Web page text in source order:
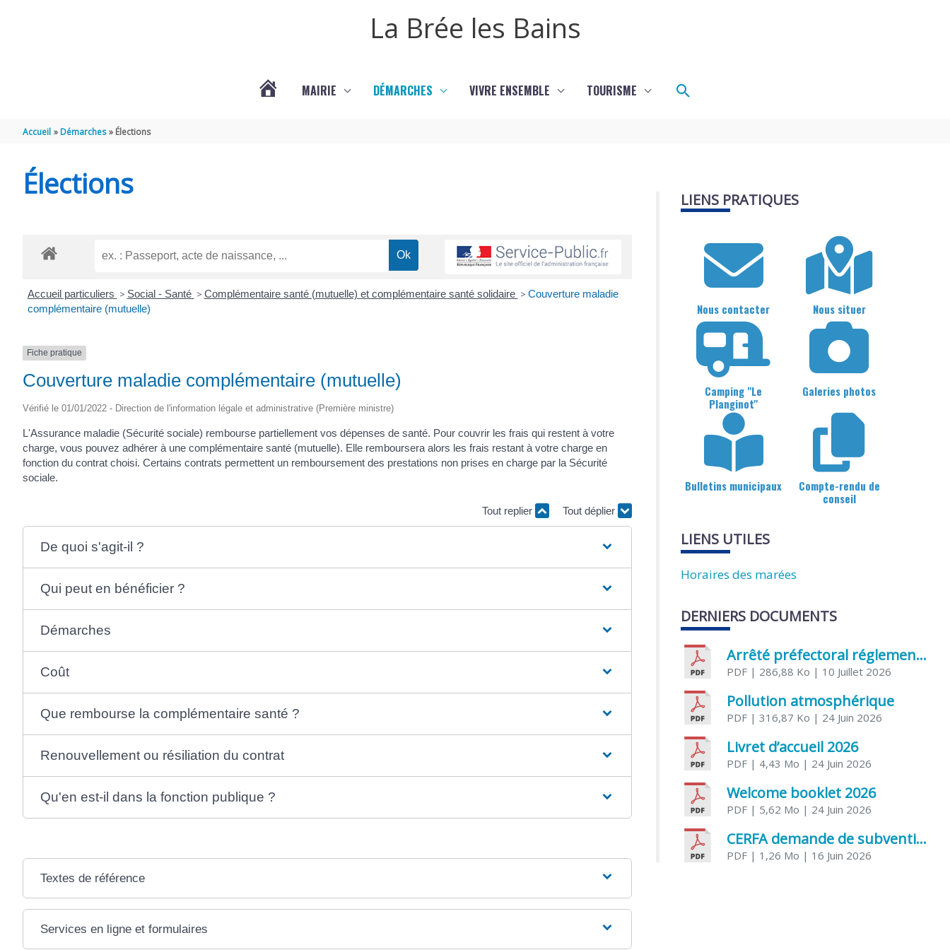
La Brée les Bains
MAIRIE DÉMARCHES VIVRE ENSEMBLE TOURISME Rechercher
Accueil Démarches Élections
Élections
Accueil particuliers > Social - Santé > Complémentaire santé (mutuelle) et complémentaire santé solidaire > Couverture maladie
complémentaire (mutuelle)
Fiche pratique
Couverture maladie complémentaire (mutuelle)
Vérifié le 01/01/2022 - Direction de l'information légale et administrative (Première ministre)
L'Assurance maladie (Sécurité sociale) rembourse partiellement vos dépenses de santé. Pour couvrir les frais qui restent à votre
charge, vous pouvez adhérer à une complémentaire santé (mutuelle). Elle remboursera alors les frais restant à votre charge en
fonction du contrat choisi. Certains contrats permettent un remboursement des prestations non prises en charge par la Sécurité
sociale.
Tout replier Tout déplier
De quoi s'agit-il ?
Qui peut en bénéficier ?
Démarches
Coût
Que rembourse la complémentaire santé ?
Renouvellement ou résiliation du contrat
Qu'en est-il dans la fonction publique ?
Textes de référence
Services en ligne et formulaires
LIENS PRATIQUES
Nous contacter Nous situer
Camping "Le
Planginot"
Galeries photos
Bulletins municipaux
Compte-rendu de
conseil
LIENS UTILES
Horaires des marées
DERNIERS DOCUMENTS
Arrêté préfectoral réglementant l’usage de l’eau
PDF | 286,88 Ko | 10 Juillet 2026
Pollution atmosphérique
PDF | 316,87 Ko | 24 Juin 2026
Livret d’accueil 2026
PDF | 4,43 Mo | 24 Juin 2026
Welcome booklet 2026
PDF | 5,62 Mo | 24 Juin 2026
CERFA demande de subvention association
PDF | 1,26 Mo | 16 Juin 2026